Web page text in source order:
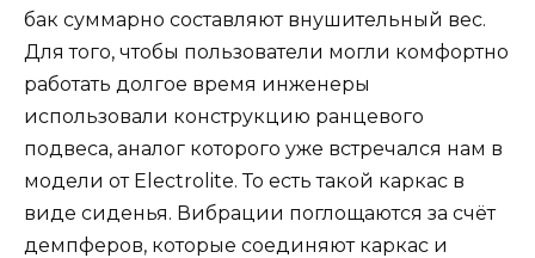
бак суммарно составляют внушительный вес.
Для того, чтобы пользователи могли комфортно
работать долгое время инженеры
использовали конструкцию ранцевого
подвеса, аналог которого уже встречался нам в
модели от Electrolite. То есть такой каркас в
виде сиденья. Вибрации поглощаются за счёт
демпферов, которые соединяют каркас и